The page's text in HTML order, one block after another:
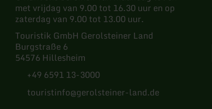
met vrijdag van 9.00 tot 16.30 uur en op
zaterdag van 9.00 tot 13.00 uur.
Touristik GmbH Gerolsteiner Land
Burgstraße 6
54576 Hillesheim
+49 6591 13-3000
touristinfo@gerolsteiner-land.de